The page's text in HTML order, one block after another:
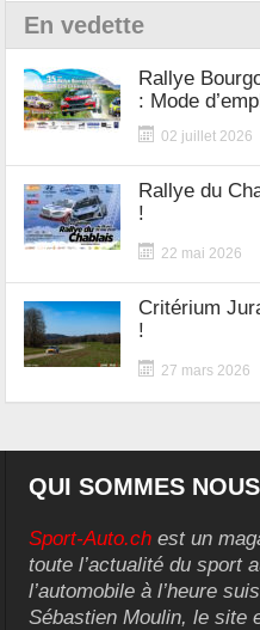
En vedette
Rallye
: Mode
02 juillet 2026
Rallye du
!
22 mai 2026
Critérium
!
27 mars 2026
QUI SOMMES
Sport-Auto.ch est un
toute l’actualité du sport
l’automobile à l’heure
Sébastien Moulin, le site